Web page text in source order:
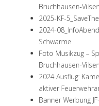
Bruchhausen-Vilsen
2025-KF-
2024-
Schwarme
Foto Musikzug –
Bruchhausen-Vilsen
2024 Ausflug:
aktiver
Banner Werbung